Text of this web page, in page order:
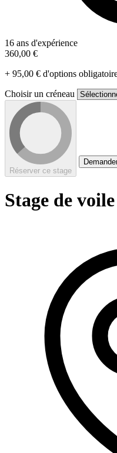
16 ans d'expérience
360,00 €
+ 95,00 € d'options
Choisir un créneau
Réserver ce stage
Stage de